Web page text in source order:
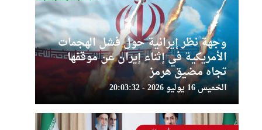
وجهة نظر إيرانية حول فشل الهجمات
الأمريكية في إثناء إيران عن موقفها
تجاه مضيق هرمز
الخميس 16 يوليو 2026 - 20:03:32